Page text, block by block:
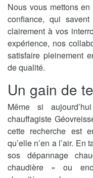
Nous vous mettons
confiance, qui
clairement à vos
expérience, nos
satisfaire pleinement
de qualité.
Un gain de
Même si
chauffagiste
cette recherche est
qu’elle n’en a l’air.
sos dépannage
chaudière » ou